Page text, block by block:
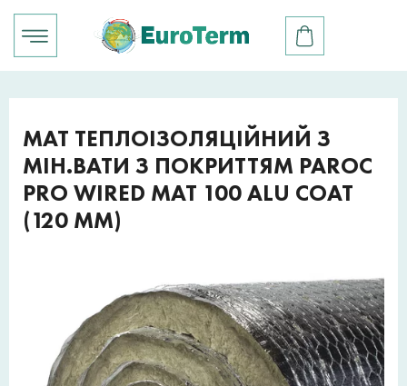
МАТ ТЕПЛОІЗОЛЯЦІЙНИЙ З
МІН.ВАТИ З ПОКРИТТЯМ PAROC
PRO WIRED MAT 100 ALU COAT
(120 ММ)